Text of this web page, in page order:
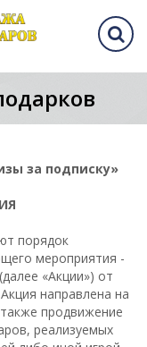
за подписку»
порядок
мероприятия -
«Акции») от
направлена на
продвижение
реализуемых